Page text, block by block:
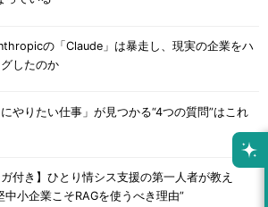
の「Claude」は暴走し、現実の企業をハ
したのか
にやりたい仕事」が見つかる“4つの質問”はこれ
ガ付き】ひとり情シス支援の第一人者が教え
中小企業こそRAGを使うべき理由”